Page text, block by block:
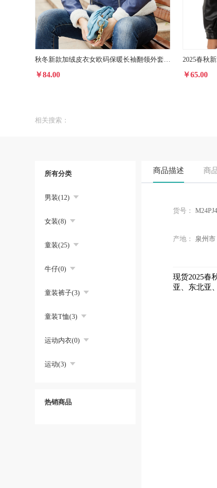
秋冬新款加绒皮衣女欧码保暖长袖翻领外套欧美通勤休闲夹克亚马逊
￥84.00 ￥65.00
相关搜索：
所有分类
男装(12)
女装(8)
童装(25)
牛仔(0)
童装裤子(3)
童装T恤(3)
运动内衣(0)
运动(3)
热销商品
商品描述 商
货号：
产地： 泉州市
现货2025春
亚、东北亚